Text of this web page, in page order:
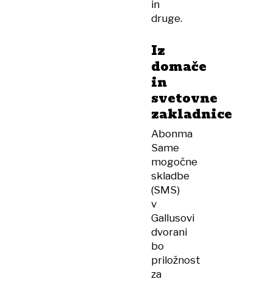
in
druge.
Iz
domače
in
svetovne
zakladnice
Abonma
Same
mogočne
skladbe
(SMS)
v
Gallusovi
dvorani
bo
priložnost
za